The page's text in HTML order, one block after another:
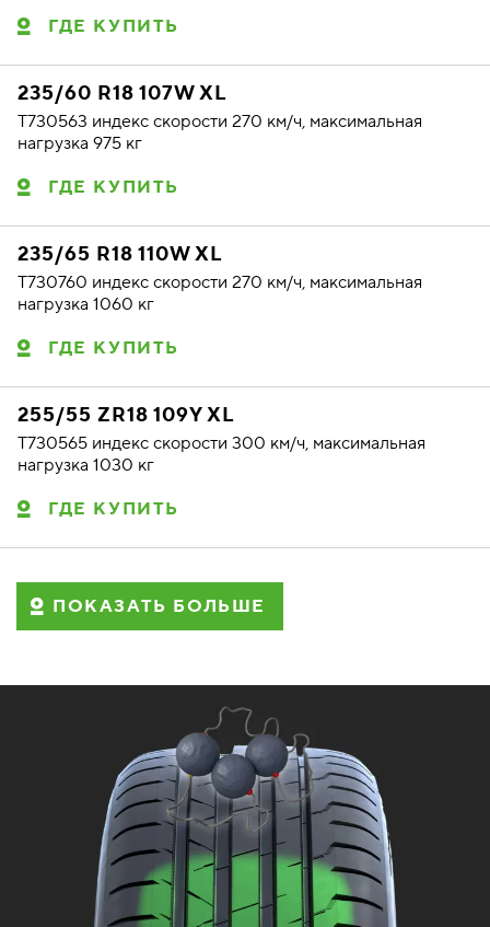
ГДЕ КУПИТЬ
235/60 R18 107W XL
T730563 индекс скорости 270 км/ч, максимальная
нагрузка 975 кг
ГДЕ КУПИТЬ
235/65 R18 110W XL
T730760 индекс скорости 270 км/ч, максимальная
нагрузка 1060 кг
ГДЕ КУПИТЬ
255/55 ZR18 109Y XL
T730565 индекс скорости 300 км/ч, максимальная
нагрузка 1030 кг
ГДЕ КУПИТЬ
ПОКАЗАТЬ БОЛЬШЕ